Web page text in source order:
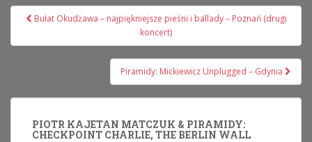
Nawigacja
Bułat Okudżawa – najpiękniejsze pieśni i ballady – Poznań (drugi
koncert)
Piramidy: Mickiewicz Unplugged – Gdynia
PIOTR KAJETAN MATCZUK & PIRAMIDY:
CHECKPOINT CHARLIE, THE BERLIN WALL